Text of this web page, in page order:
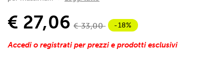
€ 27,06 € 33,00 -18%
Accedi o registrati per prezzi e prodotti esclusivi